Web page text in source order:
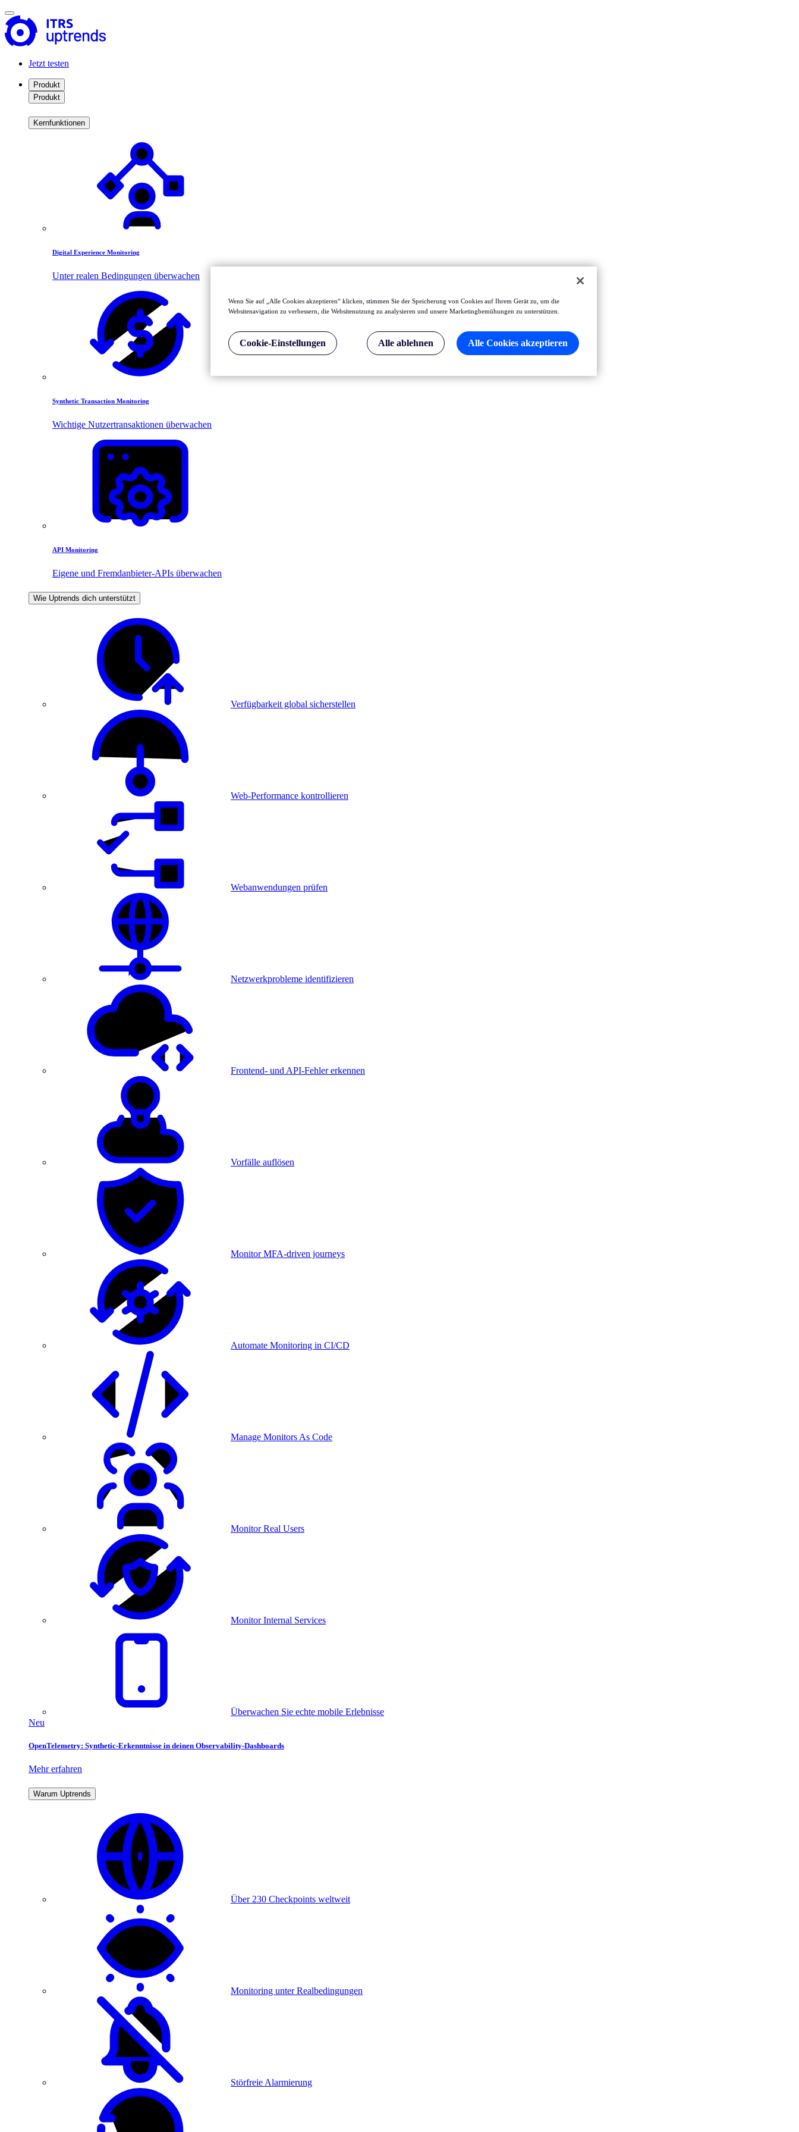
Jetzt testen
Produkt
Produkt
Kernfunktionen
Digital Experience Monitoring
Unter realen Bedingungen überwachen
Synthetic Transaction Monitoring
Wichtige Nutzertransaktionen überwachen
API Monitoring
Eigene und Fremdanbieter-APIs überwachen
Wie Uptrends dich unterstützt
Verfügbarkeit global sicherstellen
Web-Performance kontrollieren
Webanwendungen prüfen
Netzwerkprobleme identifizieren
Frontend- und API-Fehler erkennen
Vorfälle auflösen
Monitor MFA-driven journeys
Automate Monitoring in CI/CD
Manage Monitors As Code
Monitor Real Users
Monitor Internal Services
Überwachen Sie echte mobile Erlebnisse
Neu
OpenTelemetry: Synthetic-Erkenntnisse in deinen Observability-Dashboards
Mehr erfahren
Warum Uptrends
Über 230 Checkpoints weltweit
Monitoring unter Realbedingungen
Störfreie Alarmierung
Wenn Sie auf „Alle Cookies akzeptieren“ klicken, stimmen Sie der Speicherung von Cookies auf Ihrem Gerät zu, um die
Websitenavigation zu verbessern, die Websitenutzung zu analysieren und unsere Marketingbemühungen zu unterstützen.
Cookie-Einstellungen Alle ablehnen Alle Cookies akzeptieren